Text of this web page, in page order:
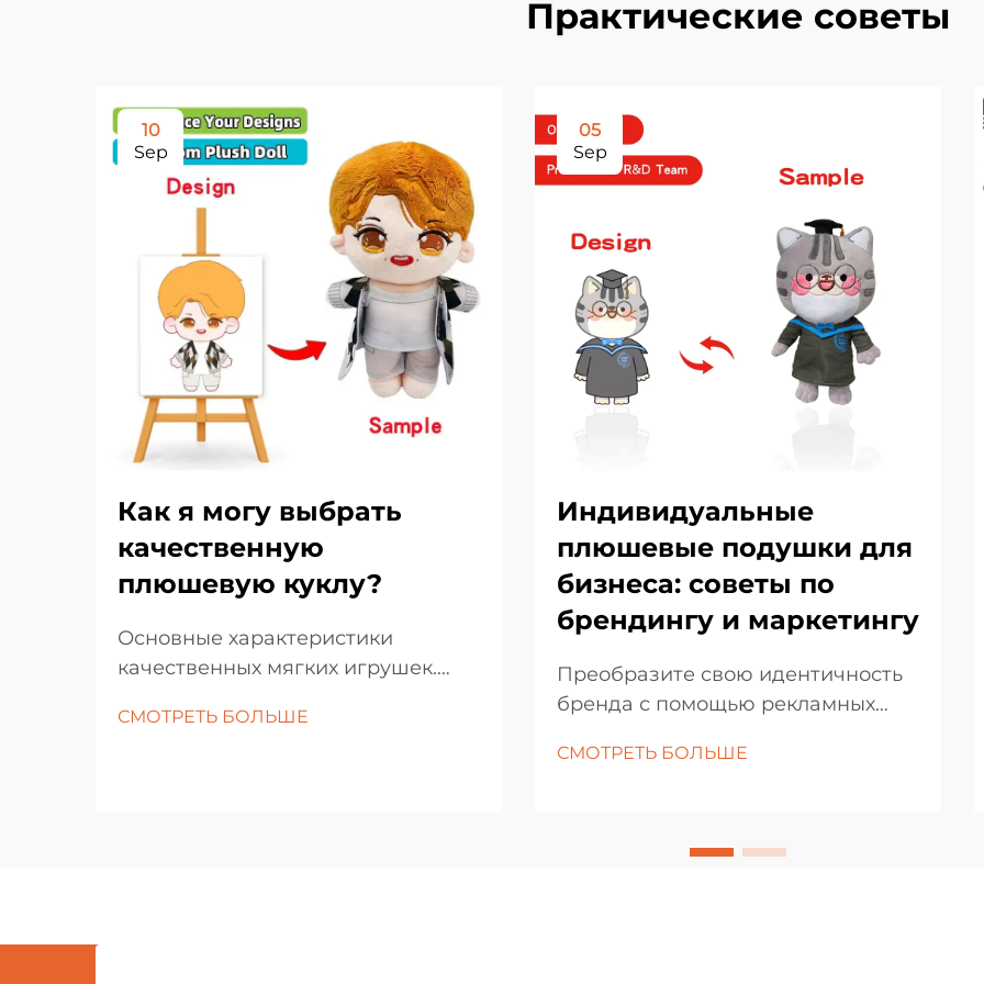
Практические советы
10
Sep
Как я могу выбрать
качественную
плюшевую куклу?
Основные характеристики
качественных мягких игрушек.
включает больше, чем просто
СМОТРЕТЬ БОЛЬШЕ
05
Sep
Индивидуальные
плюшевые подушки для
бизнеса: советы по
брендингу и маркетингу
Преобразите свою идентичность
бренда с помощью рекламных
современном конкурентном
чем просто традиционные
СМОТРЕТЬ БОЛЬШЕ